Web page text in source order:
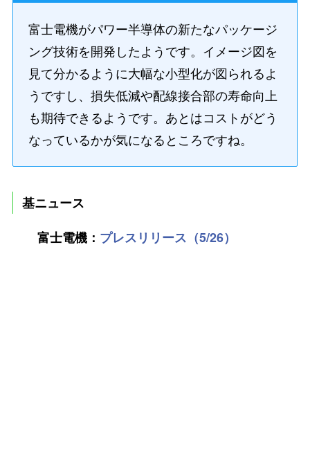
富士電機がパワー半導体の新たなパッケージ
ング技術を開発したようです。イメージ図を
見て分かるように大幅な小型化が図られるよ
うですし、損失低減や配線接合部の寿命向上
も期待できるようです。あとはコストがどう
なっているかが気になるところですね。
基ニュース
富士電機： プレスリリース（5/26）